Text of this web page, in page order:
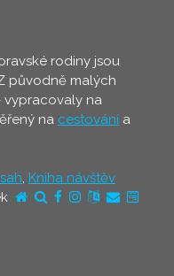
rodiny jsou
původně malých
vypracovaly na
na cestování a
, Kniha návštěv